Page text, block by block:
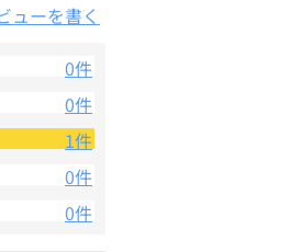
ューを書く
0件
0件
1件
0件
0件